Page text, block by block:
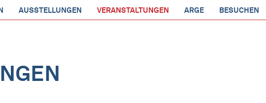
AUSSTELLUNGEN VERANSTALTUNGEN ARGE BESUCHEN